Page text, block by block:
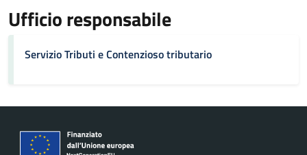
Ufficio responsabile
Servizio Tributi e Contenzioso tributario